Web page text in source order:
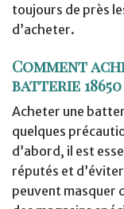
toujours de près
d’acheter.
Comment
batterie 18650
Acheter une
quelques
d’abord, il est
réputés et
peuvent masquer